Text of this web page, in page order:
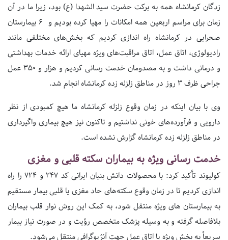
زدگان کرمانشاه همه به برکت حضرت سید الشهدا‌ (ع) بود، زیرا ما در آن
زمان برای مراسم اربعین‌ همه امکانات را مهیا کرده بودیم و 6 بیمارستان
صحرایی در کرمانشاه راه اندازی کردیم که بخش‌های مختلفی مانند
رادیولوژی، اتاق عمل، اتاق مراقبت‌های ویژه‌ مهیای‌ ارائه خدمات بهداشتی
و درمانی داشت و به مصدومان خدمت رسانی کردیم و هزار و 350 عمل
جراحی ظرف 3 روز در مناطق زلزله‌ زده کرمانشاه انجام شد.
وی با بیان اینکه در زمان وقوع زلزله کرمانشاه‌ ما هیچ کمبودی از نظر
دارویی و فرآورده‌های خونی نداشتیم و تاکنون نیز هیچ بیماری واگیرداری
در مناطق زلزله‌ زده کرمانشاه گزارش نشده است.
خدمت رسانی ویژه به بیماران سکته قلبی و مغزی
کولیوند‌ تأکید کرد: با محصولات دانش بنیان ایرانی کد 247 و 724 را راه
اندازی کردیم تا در زمان وقوع سکته‌های حاد مغزی یا قلبی بیمار مستقیم
به بیمارستان های ویژه منتقل شود، به کمک این روش نوار قلب بیماران
بلافاصله گرفته و به وسیله پزشک متخصص رؤیت‌ و در صورت نیاز بیمار
سریعاً‌ به بخش ویژه یا اتاق عمل جهت آنژیوگرافی‌ منتقل می‌شود.